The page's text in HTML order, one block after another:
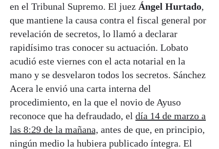
en el Tribunal Supremo. El juez Ángel Hurtado,
que mantiene la causa contra el fiscal general por
revelación de secretos, lo llamó a declarar
rapidísimo tras conocer su actuación. Lobato
acudió este viernes con el acta notarial en la
mano y se desvelaron todos los secretos. Sánchez
Acera le envió una carta interna del
procedimiento, en la que el novio de Ayuso
reconoce que ha defraudado, el día 14 de marzo a
las 8:29 de la mañana, antes de que, en principio,
ningún medio la hubiera publicado íntegra. El